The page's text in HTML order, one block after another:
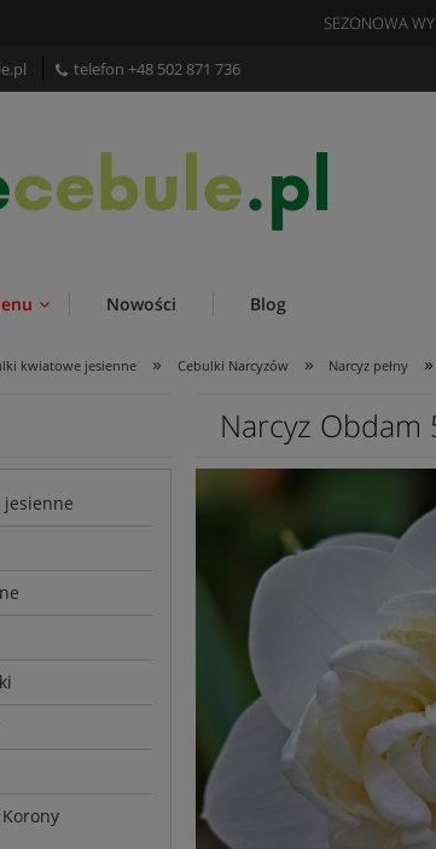
SEZONOWA
telefon +48 502 871 736
Nowości Blog
kwiatowe jesienne » Cebulki Narcyzów » Narcyz pełny »
jesienne
Narcyz Obdam